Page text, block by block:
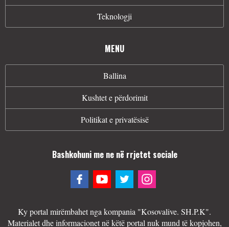
Teknologji
MENU
Ballina
Kushtet e përdorimit
Politikat e privatësisë
Bashkohuni me ne në rrjetet sociale
Ky portal mirëmbahet nga kompania "Kosovalive. SH.P.K".
Materialet dhe informacionet në këtë portal nuk mund të kopjohen,